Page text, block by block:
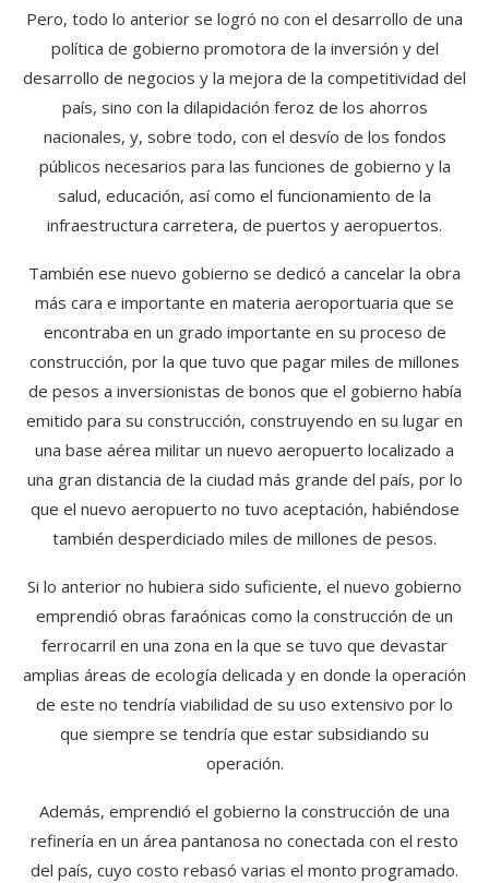
Pero, todo lo anterior se logró no con el desarrollo de una
política de gobierno promotora de la inversión y del
desarrollo de negocios y la mejora de la competitividad del
país, sino con la dilapidación feroz de los ahorros
nacionales, y, sobre todo, con el desvío de los fondos
públicos necesarios para las funciones de gobierno y la
salud, educación, así como el funcionamiento de la
infraestructura carretera, de puertos y aeropuertos.
También ese nuevo gobierno se dedicó a cancelar la obra
más cara e importante en materia aeroportuaria que se
encontraba en un grado importante en su proceso de
construcción, por la que tuvo que pagar miles de millones
de pesos a inversionistas de bonos que el gobierno había
emitido para su construcción, construyendo en su lugar en
una base aérea militar un nuevo aeropuerto localizado a
una gran distancia de la ciudad más grande del país, por lo
que el nuevo aeropuerto no tuvo aceptación, habiéndose
también desperdiciado miles de millones de pesos.
Si lo anterior no hubiera sido suficiente, el nuevo gobierno
emprendió obras faraónicas como la construcción de un
ferrocarril en una zona en la que se tuvo que devastar
amplias áreas de ecología delicada y en donde la operación
de este no tendría viabilidad de su uso extensivo por lo
que siempre se tendría que estar subsidiando su
operación.
Además, emprendió el gobierno la construcción de una
refinería en un área pantanosa no conectada con el resto
del país, cuyo costo rebasó varias el monto programado.